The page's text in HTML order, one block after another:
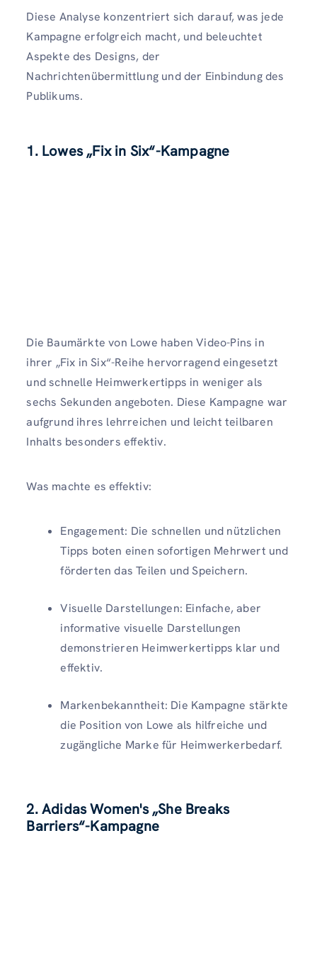
Diese Analyse konzentriert sich darauf, was jede
Kampagne erfolgreich macht, und beleuchtet
Aspekte des Designs, der
Nachrichtenübermittlung und der Einbindung des
Publikums.
1. Lowes „Fix in Six“-Kampagne
Die Baumärkte von Lowe haben Video-Pins in
ihrer „Fix in Six“-Reihe hervorragend eingesetzt
und schnelle Heimwerkertipps in weniger als
sechs Sekunden angeboten. Diese Kampagne war
aufgrund ihres lehrreichen und leicht teilbaren
Inhalts besonders effektiv.
Was machte es effektiv:
Engagement: Die schnellen und nützlichen
Tipps boten einen sofortigen Mehrwert und
förderten das Teilen und Speichern.
Visuelle Darstellungen: Einfache, aber
informative visuelle Darstellungen
demonstrieren Heimwerkertipps klar und
effektiv.
Markenbekanntheit: Die Kampagne stärkte
die Position von Lowe als hilfreiche und
zugängliche Marke für Heimwerkerbedarf.
2. Adidas Women's „She Breaks
Barriers“-Kampagne